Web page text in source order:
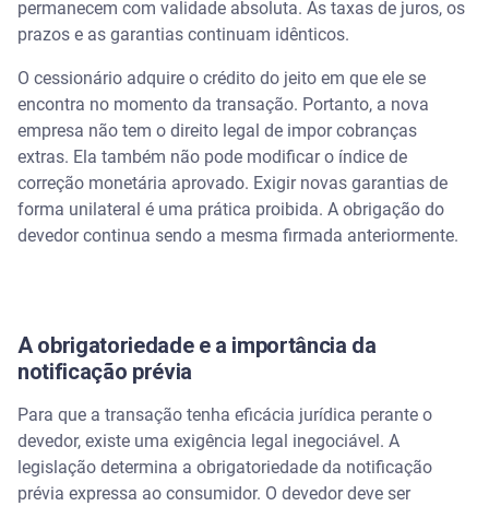
permanecem com validade absoluta. As taxas de juros, os
prazos e as garantias continuam idênticos.
O cessionário adquire o crédito do jeito em que ele se
encontra no momento da transação. Portanto, a nova
empresa não tem o direito legal de impor cobranças
extras. Ela também não pode modificar o índice de
correção monetária aprovado. Exigir novas garantias de
forma unilateral é uma prática proibida. A obrigação do
devedor continua sendo a mesma firmada anteriormente.
A obrigatoriedade e a importância da
notificação prévia
Para que a transação tenha eficácia jurídica perante o
devedor, existe uma exigência legal inegociável. A
legislação determina a obrigatoriedade da notificação
prévia expressa ao consumidor. O devedor deve ser